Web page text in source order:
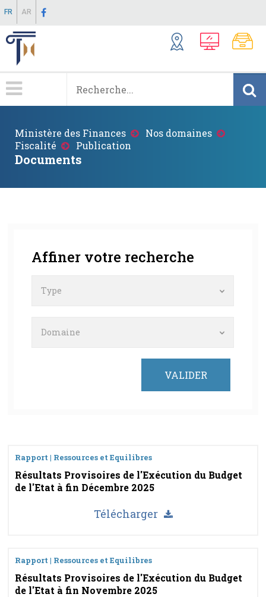
au
contenu
principal
FR AR
Principale
Fil
d'Ariane
Ministère des Finances
Nos domaines
Fiscalité
Publication
Documents
Affiner votre recherche
Type
Domaine
Rapport | Ressources et Equilibres
Résultats Provisoires de l'Exécution du Budget
de l'Etat à fin Décembre 2025
Télécharger
Rapport | Ressources et Equilibres
Résultats Provisoires de l'Exécution du Budget
de l'Etat à fin Novembre 2025